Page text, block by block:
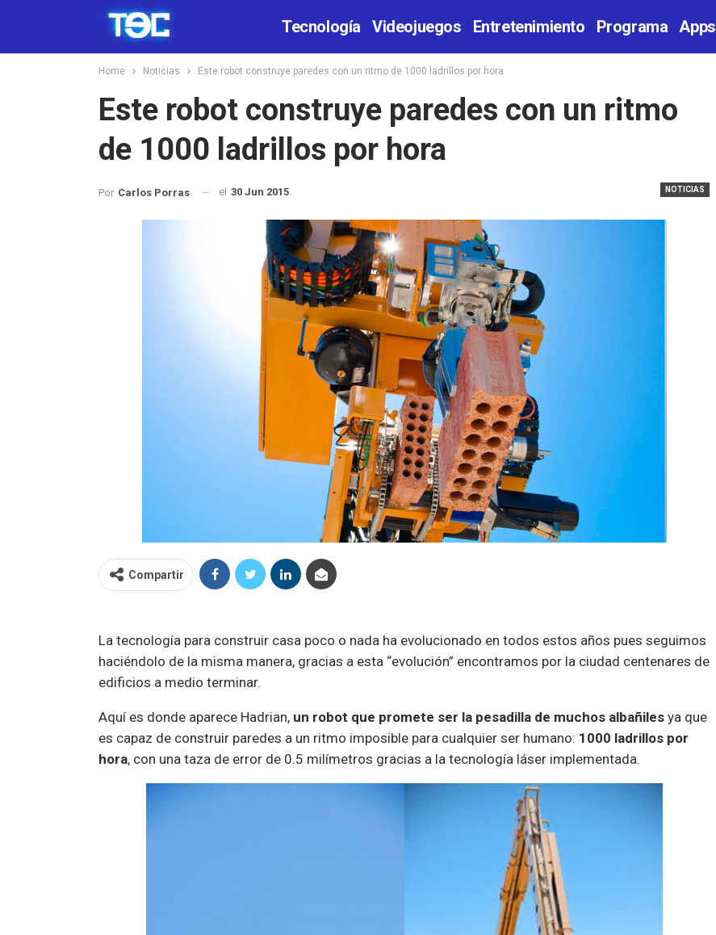
Tecnología Videojuegos Entretenimiento Programa Apps
Home Noticias Este robot construye paredes con un ritmo de 1000 ladrillos por hora
Este robot construye paredes con un ritmo
de 1000 ladrillos por hora
NOTICIAS
Por Carlos Porras el 30 Jun 2015
Compartir
La tecnología para construir casa poco o nada ha evolucionado en todos estos años pues seguimos
haciéndolo de la misma manera, gracias a esta “evolución” encontramos por la ciudad centenares de
edificios a medio terminar.
Aquí es donde aparece Hadrian, un robot que promete ser la pesadilla de muchos albañiles ya que
es capaz de construir paredes a un ritmo imposible para cualquier ser humano: 1000 ladrillos por
hora, con una taza de error de 0.5 milímetros gracias a la tecnología láser implementada.